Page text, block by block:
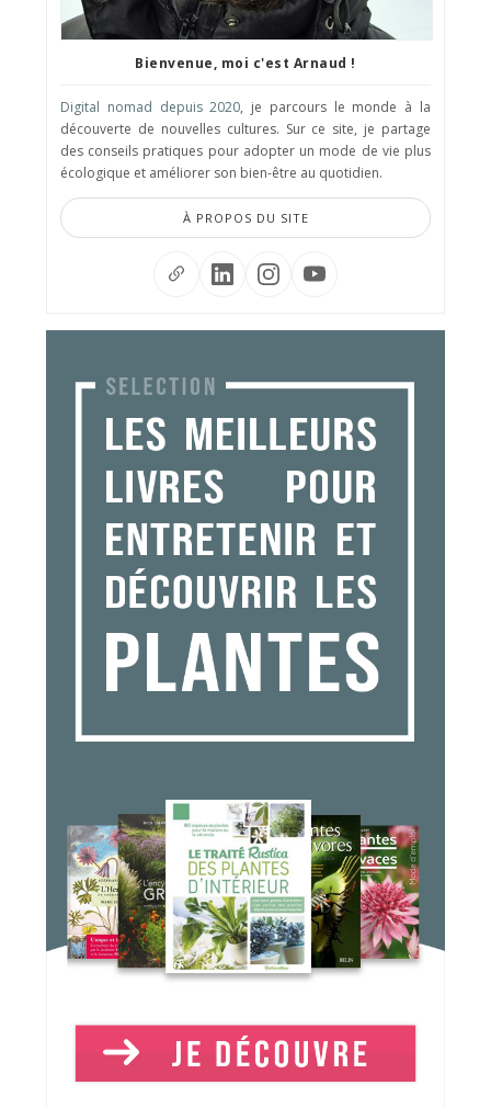
Bienvenue, moi c'est Arnaud !
Digital nomad depuis 2020, je parcours le monde à la
découverte de nouvelles cultures. Sur ce site, je partage
des conseils pratiques pour adopter un mode de vie plus
écologique et améliorer son bien-être au quotidien.
À PROPOS DU SITE